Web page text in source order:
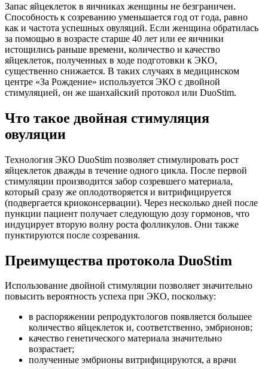
Запас яйцеклеток в яичниках женщины не безграничен.
Способность к созреванию уменьшается год от года, равно
как и частота успешных овуляций. Если женщина обратилась
за помощью в возрасте старше 40 лет или ее яичники
истощились раньше времени, количество и качество
яйцеклеток, полученных в ходе подготовки к ЭКО,
существенно снижается. В таких случаях в медицинском
центре «За Рождение» используется ЭКО с двойной
стимуляцией, он же шанхайский протокол или DuoStim.
Что такое двойная стимуляция
овуляции
Технология ЭКО DuoStim позволяет стимулировать рост
яйцеклеток дважды в течение одного цикла. После первой
стимуляции производится забор созревшего материала,
который сразу же оплодотворяется и витрифицируется
(подвергается криоконсервации). Через несколько дней после
пункции пациент получает следующую дозу гормонов, что
индуцирует вторую волну роста фолликулов. Они также
пунктируются после созревания.
Преимущества протокола DuoStim
Использование двойной стимуляции позволяет значительно
повысить вероятность успеха при ЭКО, поскольку:
в распоряжении репродуктологов появляется большее
количество яйцеклеток и, соответственно, эмбрионов;
качество генетического материала значительно
возрастает;
полученные эмбрионы витрифицируются, а врачи